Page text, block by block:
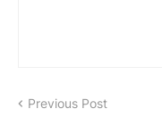
Previous Post